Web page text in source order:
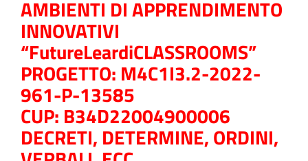
AMBIENTI DI APPRENDIMENTO
INNOVATIVI
“FutureLeardiCLASSROOMS”
PROGETTO: M4C1I3.2-2022-
961-P-13585
CUP: B34D22004900006
DECRETI, DETERMINE, ORDINI,